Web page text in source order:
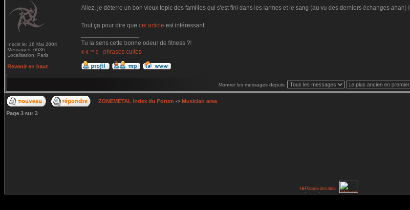
Inscrit le: 16 Mai 2004
Messages: 6636
Localisation: Paris
Allez, je déterre un bon vieux topic des familles qui s'est fini dans les larmes et le sang (au vu des derniers échanges ahah) !
Tout ça pour dire que cet article est intéressant.
Tu la sens cette bonne odeur de fitness ?!
© € ™ $ - phrases cultes
Revenir en haut
Montrer les messages depuis:
ZONEMETAL Index du Forum -> Musician area
Page 3 sur 3